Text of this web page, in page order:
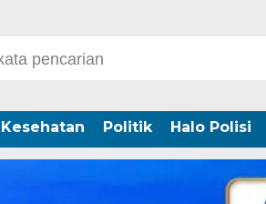
Kesehatan Politik Halo Polisi